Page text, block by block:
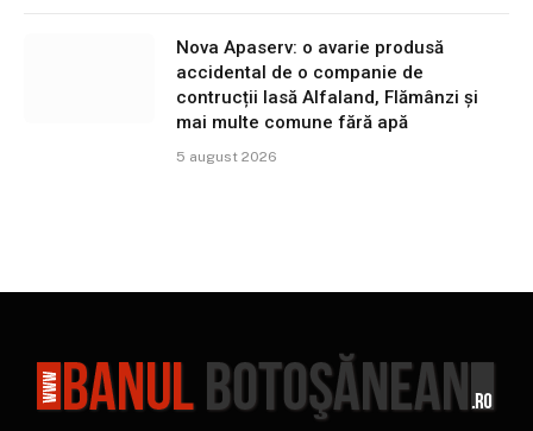
Nova Apaserv: o avarie produsă
accidental de o companie de
contrucții lasă Alfaland, Flămânzi și
mai multe comune fără apă
5 august 2026